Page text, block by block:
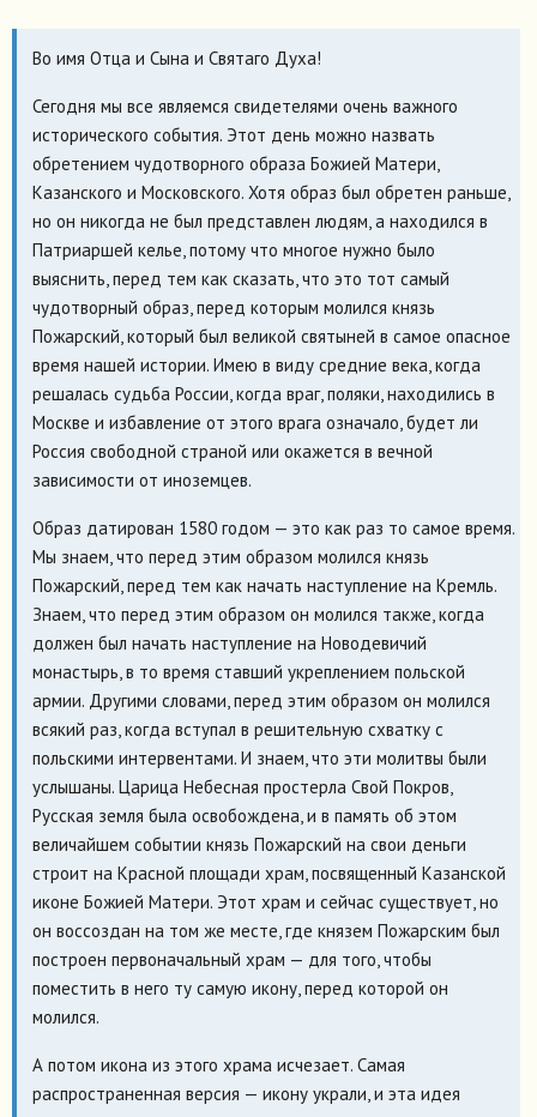
Во имя Отца и Сына и Святаго Духа!
Сегодня мы все являемся свидетелями очень важного
исторического события. Этот день можно назвать
обретением чудотворного образа Божией Матери,
Казанского и Московского. Хотя образ был обретен раньше,
но он никогда не был представлен людям, а находился в
Патриаршей келье, потому что многое нужно было
выяснить, перед тем как сказать, что это тот самый
чудотворный образ, перед которым молился князь
Пожарский, который был великой святыней в самое опасное
время нашей истории. Имею в виду средние века, когда
решалась судьба России, когда враг, поляки, находились в
Москве и избавление от этого врага означало, будет ли
Россия свободной страной или окажется в вечной
зависимости от иноземцев.
Образ датирован 1580 годом — это как раз то самое время.
Мы знаем, что перед этим образом молился князь
Пожарский, перед тем как начать наступление на Кремль.
Знаем, что перед этим образом он молился также, когда
должен был начать наступление на Новодевичий
монастырь, в то время ставший укреплением польской
армии. Другими словами, перед этим образом он молился
всякий раз, когда вступал в решительную схватку с
польскими интервентами. И знаем, что эти молитвы были
услышаны. Царица Небесная простерла Свой Покров,
Русская земля была освобождена, и в память об этом
величайшем событии князь Пожарский на свои деньги
строит на Красной площади храм, посвященный Казанской
иконе Божией Матери. Этот храм и сейчас существует, но
он воссоздан на том же месте, где князем Пожарским был
построен первоначальный храм — для того, чтобы
поместить в него ту самую икону, перед которой он
молился.
А потом икона из этого храма исчезает. Самая
распространенная версия — икону украли, и эта идея